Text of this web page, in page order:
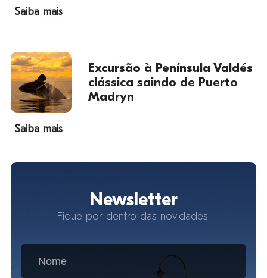
Saiba mais
Excursão à Península Valdés
clássica saindo de Puerto
Madryn
Saiba mais
Newsletter
Fique por dentro das novidades.